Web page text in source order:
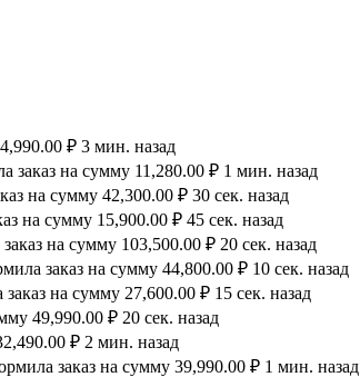
₽ 3 мин. назад
заказ на сумму 11,280.00 ₽ 1 мин. назад
на сумму 42,300.00 ₽ 30 сек. назад
на сумму 15,900.00 ₽ 45 сек. назад
на сумму 103,500.00 ₽ 20 сек. назад
заказ на сумму 44,800.00 ₽ 10 сек. назад
на сумму 27,600.00 ₽ 15 сек. назад
49,990.00 ₽ 20 сек. назад
₽ 2 мин. назад
заказ на сумму 39,990.00 ₽ 1 мин. назад